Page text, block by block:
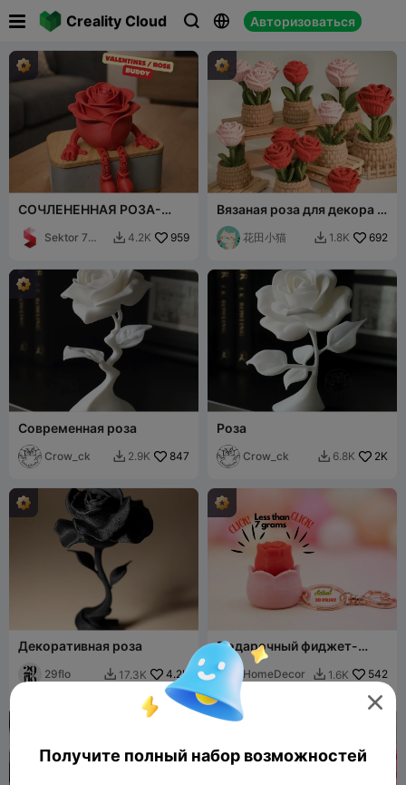
Creality Cloud   Авторизоваться
 
СОЧЛЕНЕННАЯ РОЗА-
СВЯТОГО ВАЛЕНТИНА И
ДЕНЬ МАТЕРИ
Sektor 7
 4.2K 959
Вязаная роза для декора |
Резьбовая сборка | Без
поддержек, проста в
печати
花田小猫  1.8K 692
Современная роза
Crow_ck  2.9K 847
Роза
Crow_ck  6.8K 2K
Декоративная роза
29flo  17.3K 4.2K
Подарочный фиджет-
кликер "Роза"
HomeDecor  1.6K 542

Получите полный набор возможностей